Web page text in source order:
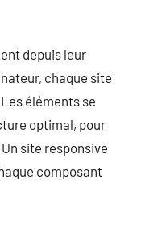
depuis leur
chaque site
éléments se
optimal, pour
site responsive
composant